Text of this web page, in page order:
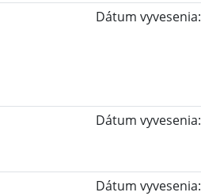
Dátum vyvesenia:
Dátum vyvesenia:
Dátum vyvesenia: